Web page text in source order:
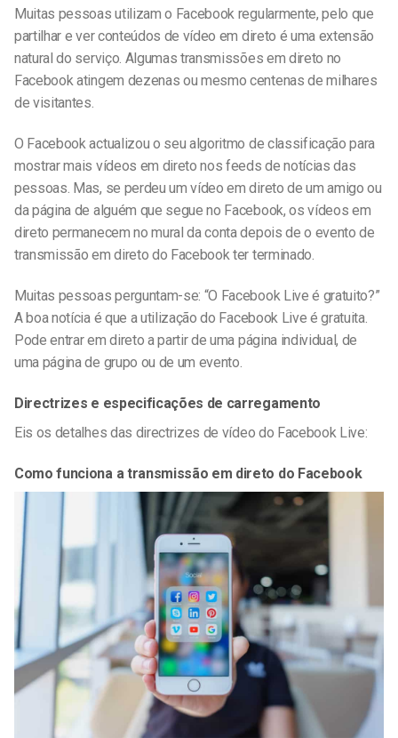
Muitas pessoas utilizam o Facebook regularmente, pelo que
partilhar e ver conteúdos de vídeo em direto é uma extensão
natural do serviço. Algumas transmissões em direto no
Facebook atingem dezenas ou mesmo centenas de milhares
de visitantes.
O Facebook actualizou o seu algoritmo de classificação para
mostrar mais vídeos em direto nos feeds de notícias das
pessoas. Mas, se perdeu um vídeo em direto de um amigo ou
da página de alguém que segue no Facebook, os vídeos em
direto permanecem no mural da conta depois de o evento de
transmissão em direto do Facebook ter terminado.
Muitas pessoas perguntam-se: “O Facebook Live é gratuito?”
A boa notícia é que a utilização do Facebook Live é gratuita.
Pode entrar em direto a partir de uma página individual, de
uma página de grupo ou de um evento.
Directrizes e especificações de carregamento
Eis os detalhes das directrizes de vídeo do Facebook Live:
Como funciona a transmissão em direto do Facebook